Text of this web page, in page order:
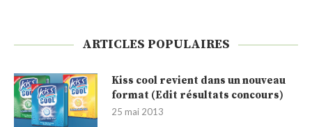
ARTICLES POPULAIRES
Kiss cool revient dans un nouveau
format (Edit résultats concours)
25 mai 2013